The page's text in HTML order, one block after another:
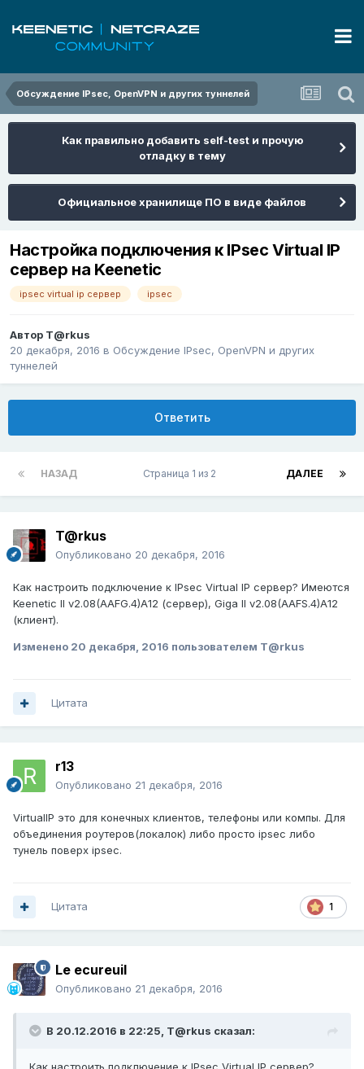
Обсуждение IPsec, OpenVPN и других туннелей
Как правильно добавить self-test и прочую
отладку в тему
Официальное хранилище ПО в виде файлов
Настройка подключения к IPsec Virtual IP
сервер на Keenetic
ipsec virtual ip сервер ipsec
Автор T@rkus
20 декабря, 2016 в Обсуждение IPsec, OpenVPN и других
туннелей
Ответить
НАЗАД ДАЛЕЕ
Страница 1 из 2
T@rkus
Опубликовано 20 декабря, 2016
Как настроить подключение к IPsec Virtual IP сервер? Имеются
Keenetic II v2.08(AAFG.4)A12 (сервер), Giga II v2.08(AAFS.4)A12
(клиент).
Изменено 20 декабря, 2016 пользователем T@rkus
Цитата
r13
Опубликовано 21 декабря, 2016
VirtualIP это для конечных клиентов, телефоны или компы. Для
объединения роутеров(локалок) либо просто ipsec либо
тунель поверх ipsec.
1
Цитата
Le ecureuil
Опубликовано 21 декабря, 2016
В 20.12.2016 в 22:25, T@rkus сказал: